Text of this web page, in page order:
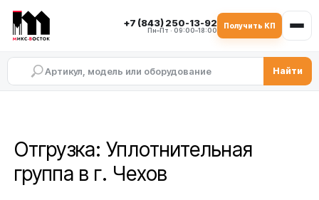
+7 (843) 250-13-92
Пн–Пт · 09:00–18:00
Получить КП
Найти
Отгрузка: Уплотнительная
группа в г. Чехов